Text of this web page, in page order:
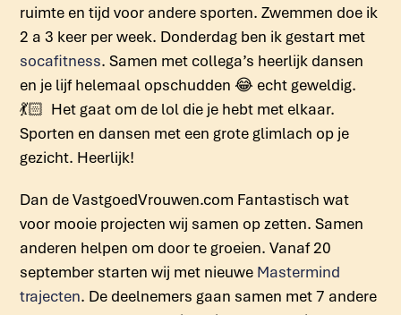
ruimte en tijd voor andere sporten. Zwemmen doe ik
2 a 3 keer per week. Donderdag ben ik gestart met
socafitness. Samen met collega’s heerlijk dansen
en je lijf helemaal opschudden 😂 echt geweldig.
💃🏻 Het gaat om de lol die je hebt met elkaar.
Sporten en dansen met een grote glimlach op je
gezicht. Heerlijk!
Dan de VastgoedVrouwen.com Fantastisch wat
voor mooie projecten wij samen op zetten. Samen
anderen helpen om door te groeien. Vanaf 20
september starten wij met nieuwe Mastermind
trajecten. De deelnemers gaan samen met 7 andere